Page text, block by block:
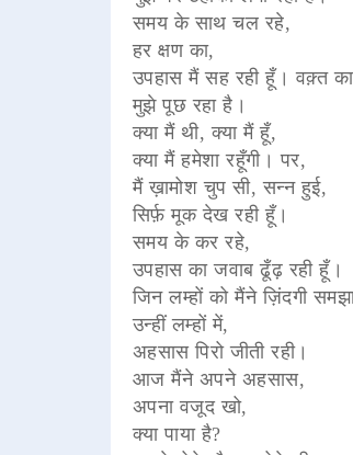
समय के साथ चल रहे,
हर क्षण का,
उपहास मैं सह रही हूँ। वक़्त
मुझे पूछ रहा है।
क्या मैं थी, क्या मैं हूँ,
क्या मैं हमेशा रहूँगी। पर,
मैं ख़ामोश चुप सी, सन्न हुई,
सिर्फ़ मूक देख रही हूँ।
समय के कर रहे,
उपहास का जवाब ढूँढ़ रही हूँ।
जिन लम्हों को मैंने ज़िंदगी
उन्हीं लम्हों में,
अहसास पिरो जीती रही।
आज मैंने अपने अहसास,
अपना वजूद खो,
क्या पाया है?